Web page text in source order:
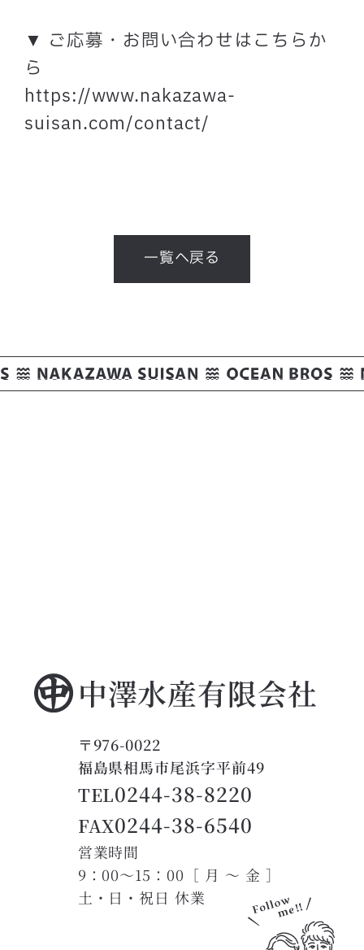
▼ ご応募・お問い合わせはこちらか
ら
https://www.nakazawa-
suisan.com/contact/
一覧へ戻る
中澤水産有限会社
〒976-0022
福島県相馬市尾浜字平前49
TEL0244-38-8220
FAX0244-38-6540
営業時間
9：00〜15：00［ 月 〜 金 ］
土・日・祝日 休業